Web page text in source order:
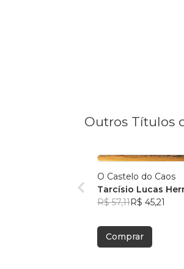
Outros Títulos
O Castelo do Caos
Tarcísio Lucas
Pereira
R$ 57,11R$ 45,21
Comprar